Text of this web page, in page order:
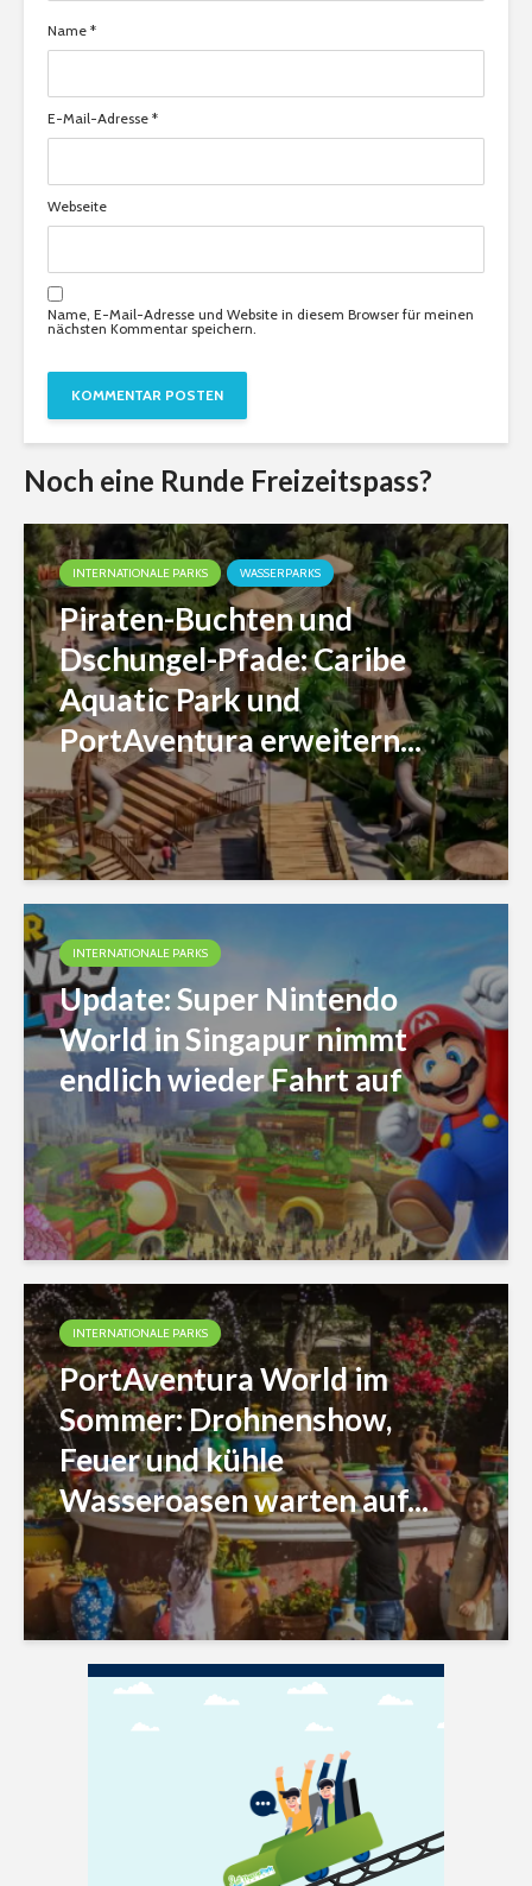
Name *
E-Mail-Adresse *
Webseite
Name, E-Mail-Adresse und Website in diesem Browser für meinen
nächsten Kommentar speichern.
Noch eine Runde Freizeitspass?
INTERNATIONALE PARKS WASSERPARKS
Piraten-Buchten und
Dschungel-Pfade: Caribe
Aquatic Park und
PortAventura erweitern...
INTERNATIONALE PARKS
Update: Super Nintendo
World in Singapur nimmt
endlich wieder Fahrt auf
INTERNATIONALE PARKS
PortAventura World im
Sommer: Drohnenshow,
Feuer und kühle
Wasseroasen warten auf...